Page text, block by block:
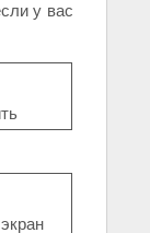
у вас